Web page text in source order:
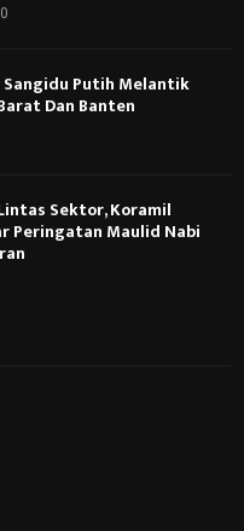
0
Sangidu Putih Melantik
Dan Banten
Sektor, Koramil
Peringatan Maulid Nabi